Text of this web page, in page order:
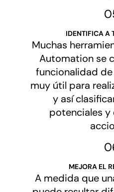
IDENTIFICA A
Muchas
Automation se
funcionalidad de
muy útil para
y así
potenciales
MEJORA EL
A medida que